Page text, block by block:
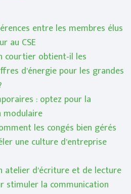
entre les membres élus
au CSE
courtier obtient-il les
d’énergie pour les grandes
: optez pour la
modulaire
les congés bien gérés
une culture d’entreprise
atelier d’écriture et de lecture
stimuler la communication